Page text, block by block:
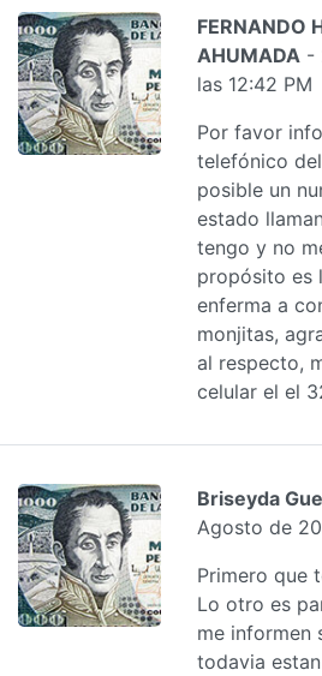
FERNANDO
AHUMADA -
las 12:42 PM
Por favor
telefónico
posible un
estado
tengo y no
propósito es
enferma a
monjitas,
al respecto,
celular el el
Briseyda
Agosto de
Primero que
Lo otro es
me informen
todavia